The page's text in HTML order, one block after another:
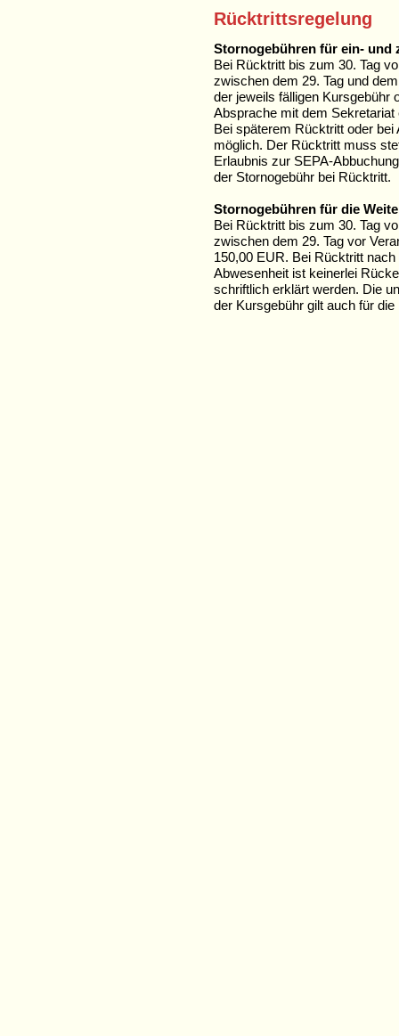
Rücktrittsregelung
Stornogebühren für ein- und
Bei Rücktritt bis zum 30. Tag
zwischen dem 29. Tag und
der jeweils fälligen Kursgebühr
Absprache mit dem
Bei späterem Rücktritt oder
möglich. Der Rücktritt muss
Erlaubnis zur SEPA-
der Stornogebühr bei Rücktritt.
Stornogebühren für die
Bei Rücktritt bis zum 30. Tag
zwischen dem 29. Tag vor
150,00 EUR. Bei Rücktritt
Abwesenheit ist keinerlei
schriftlich erklärt werden. Die
der Kursgebühr gilt auch für